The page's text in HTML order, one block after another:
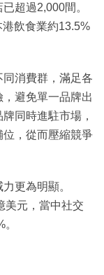
超過2,000間。
飲食業約13.5%
消費群，滿足各
避免單一品牌出
同時進駐市場，
，從而壓縮競爭
更為明顯。
美元，當中社交